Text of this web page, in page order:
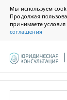
Мы используем
Продолжая
принимаете условия
соглашения